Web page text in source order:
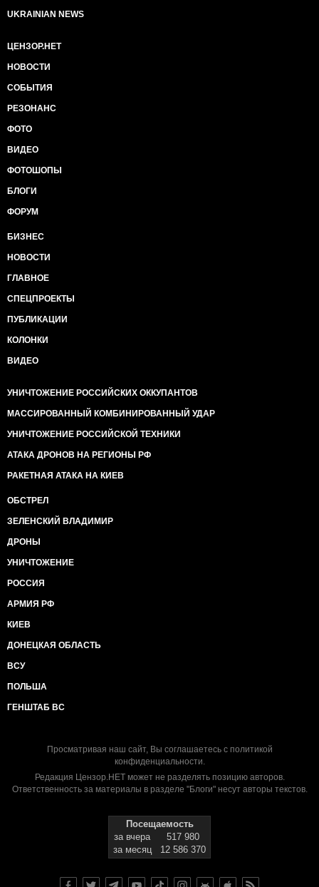
UKRAINIAN NEWS
ЦЕНЗОР.НЕТ
НОВОСТИ
СОБЫТИЯ
РЕЗОНАНС
ФОТО
ВИДЕО
ФОТОШОПЫ
БЛОГИ
ФОРУМ
БИЗНЕС
НОВОСТИ
ГЛАВНОЕ
СПЕЦПРОЕКТЫ
ПУБЛИКАЦИИ
КОЛОНКИ
ВИДЕО
УНИЧТОЖЕНИЕ РОССИЙСКИХ ОККУПАНТОВ
МАССИРОВАННЫЙ КОМБИНИРОВАННЫЙ УДАР
УНИЧТОЖЕНИЕ РОССИЙСКОЙ ТЕХНИКИ
АТАКА ДРОНОВ НА РЕГИОНЫ РФ
РАКЕТНАЯ АТАКА НА КИЕВ
ОБСТРЕЛ
ЗЕЛЕНСКИЙ ВЛАДИМИР
ДРОНЫ
УНИЧТОЖЕНИЕ
РОССИЯ
АРМИЯ РФ
КИЕВ
ДОНЕЦКАЯ ОБЛАСТЬ
ВСУ
ПОЛЬША
ГЕНШТАБ ВС
Просматривая наш сайт, Вы соглашаетесь с политикой
конфиденциальности.
Редакция Цензор.НЕТ может не разделять позицию авторов.
Ответственность за материалы в разделе "Блоги" несут авторы текстов.
Посещаемость
за вчера
517 980
за месяц
12 586 370